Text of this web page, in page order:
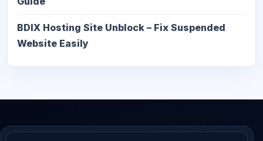
BDIX Hosting Site Unblock – Fix Suspended
Website Easily